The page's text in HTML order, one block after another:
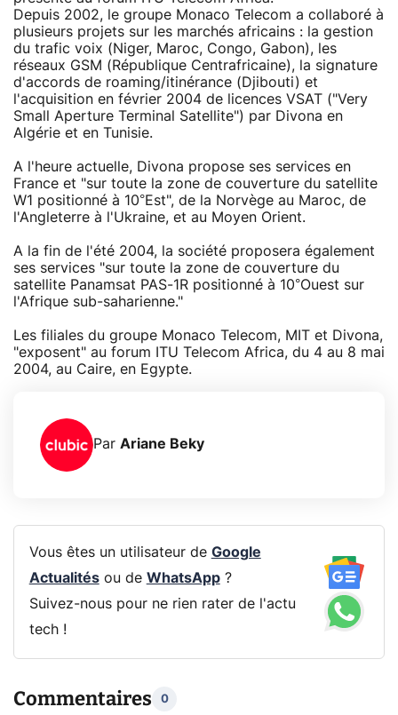
Depuis 2002, le groupe Monaco Telecom a collaboré à
plusieurs projets sur les marchés africains : la gestion
du trafic voix (Niger, Maroc, Congo, Gabon), les
réseaux GSM (République Centrafricaine), la signature
d'accords de roaming/itinérance (Djibouti) et
l'acquisition en février 2004 de licences VSAT ("Very
Small Aperture Terminal Satellite") par Divona en
Algérie et en Tunisie.
A l'heure actuelle, Divona propose ses services en
France et "sur toute la zone de couverture du satellite
W1 positionné à 10°Est", de la Norvège au Maroc, de
l'Angleterre à l'Ukraine, et au Moyen Orient.
A la fin de l'été 2004, la société proposera également
ses services "sur toute la zone de couverture du
satellite Panamsat PAS-1R positionné à 10°Ouest sur
l'Afrique sub-saharienne."
Les filiales du groupe Monaco Telecom, MIT et Divona,
"exposent" au forum ITU Telecom Africa, du 4 au 8 mai
2004, au Caire, en Egypte.
Par Ariane Beky
Vous êtes un utilisateur de Google
Actualitésou de WhatsApp?
Suivez-nous pour ne rien rater de l'actu
tech !
Commentaires 0